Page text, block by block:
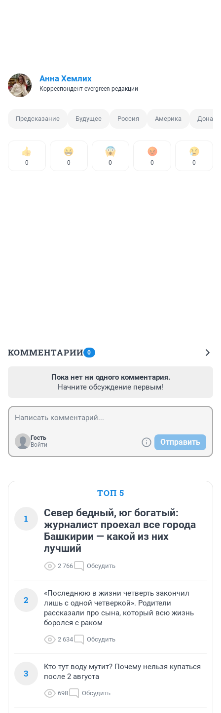
Анна Хемлих
Корреспондент evergreen-редакции
Предсказание Будущее Россия Америка
0 0 0 0 0
КОММЕНТАРИИ 0
Пока нет ни одного комментария.
Начните обсуждение первым!
Гость
Войти
Отправить
ТОП 5
1
Север бедный, юг богатый:
журналист проехал все города
Башкирии — какой из них
лучший
2 766 Обсудить
2
«Последнюю в жизни четверть закончил
лишь с одной четверкой». Родители
рассказали про сына, который всю жизнь
боролся с раком
2 634 Обсудить
3
Кто тут воду мутит? Почему нельзя купаться
после 2 августа
698 Обсудить